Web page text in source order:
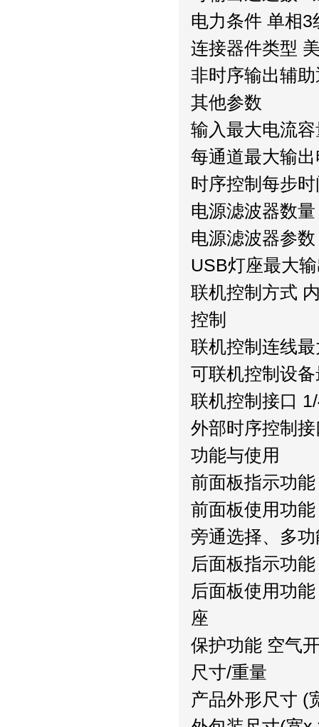
电力条件 单相3
连接器件类型
非时序输出辅
其他参数
输入最大电流
每通道最大输
时序控制每步
电源滤波器数
电源滤波器参
USB灯座最大
联机控制方式
控制
联机控制连线
可联机控制设
联机控制接口 1/
外部时序控制
功能与使用
前面板指示功
前面板使用功
旁通选择、多
后面板指示功
后面板使用功
座
保护功能 空气
尺寸/重量
产品外形尺寸 (